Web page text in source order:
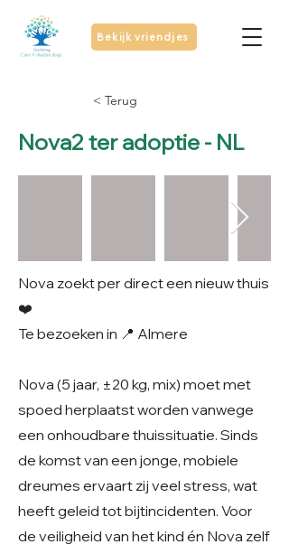
Bekijk vriendjes
< Terug
Nova2 ter adoptie - NL
Nova zoekt per direct een nieuw thuis
❤️
Te bezoeken in 📍 Almere
Nova (5 jaar, ±20 kg, mix) moet met
spoed herplaatst worden vanwege
een onhoudbare thuissituatie. Sinds
de komst van een jonge, mobiele
dreumes ervaart zij veel stress, wat
heeft geleid tot bijtincidenten. Voor
de veiligheid van het kind én Nova zelf